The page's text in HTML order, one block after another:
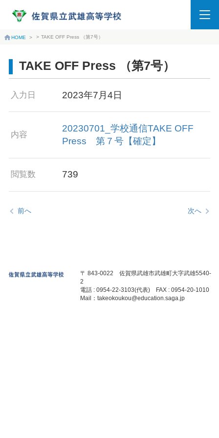
HOME > > TAKE OFF Press （第7号）
TAKE OFF Press （第7号）
入力日 2023年7月4日
内容
20230701_学校通信TAKE OFF
Press 第７号【確定】
閲覧数 739
前へ 次へ
〒 843-0022 佐賀県武雄市武雄町大字武雄5540-
2
電話 : 0954-22-3103(代表) FAX : 0954-20-1010
Mail：takeokoukou@education.saga.jp